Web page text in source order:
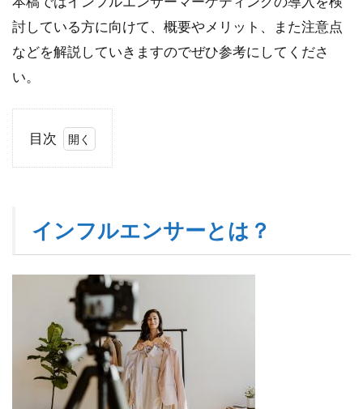
討している方に向けて、概要やメリット、また注意点
などを解説していきますのでぜひ参考にしてくださ
い。
目次
サー
フ
ル
エ
インフルエンサーとは？